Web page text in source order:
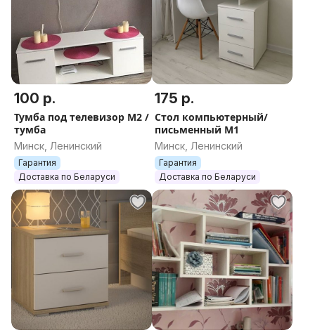
100 р.
Тумба под телевизор М2 /
тумба
Минск, Ленинский
Гарантия
Доставка по Беларуси
175 р.
Стол компьютерный/
письменный М1
Минск, Ленинский
Гарантия
Доставка по Беларуси